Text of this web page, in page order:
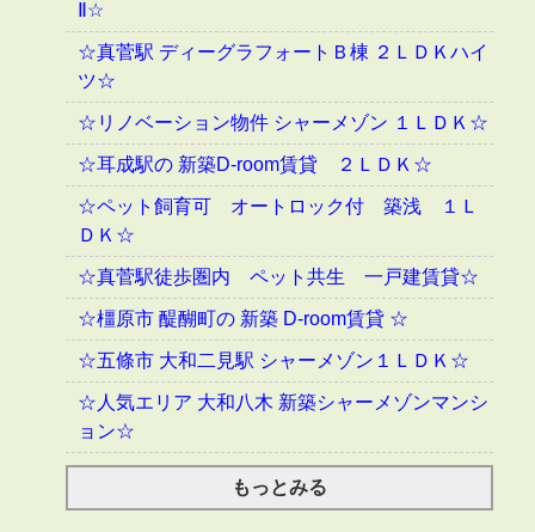
Ⅱ☆
☆真菅駅 ディーグラフォートＢ棟 ２ＬＤＫハイ
ツ☆
☆リノベーション物件 シャーメゾン １ＬＤＫ☆
☆耳成駅の 新築D-room賃貸 ２ＬＤＫ☆
☆ペット飼育可 オートロック付 築浅 １Ｌ
ＤＫ☆
☆真菅駅徒歩圏内 ペット共生 一戸建賃貸☆
☆橿原市 醍醐町の 新築 D-room賃貸 ☆
☆五條市 大和二見駅 シャーメゾン１ＬＤＫ☆
☆人気エリア 大和八木 新築シャーメゾンマンシ
ョン☆
もっとみる